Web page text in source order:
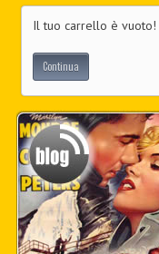
Il tuo carrello è vuoto!
Continua